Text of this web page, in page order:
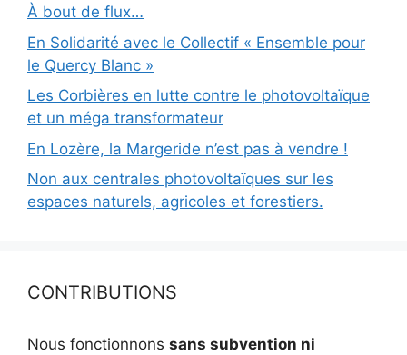
À bout de flux…
En Solidarité avec le Collectif « Ensemble pour
le Quercy Blanc »
Les Corbières en lutte contre le photovoltaïque
et un méga transformateur
En Lozère, la Margeride n’est pas à vendre !
Non aux centrales photovoltaïques sur les
espaces naturels, agricoles et forestiers.
CONTRIBUTIONS
Nous fonctionnons sans subvention ni